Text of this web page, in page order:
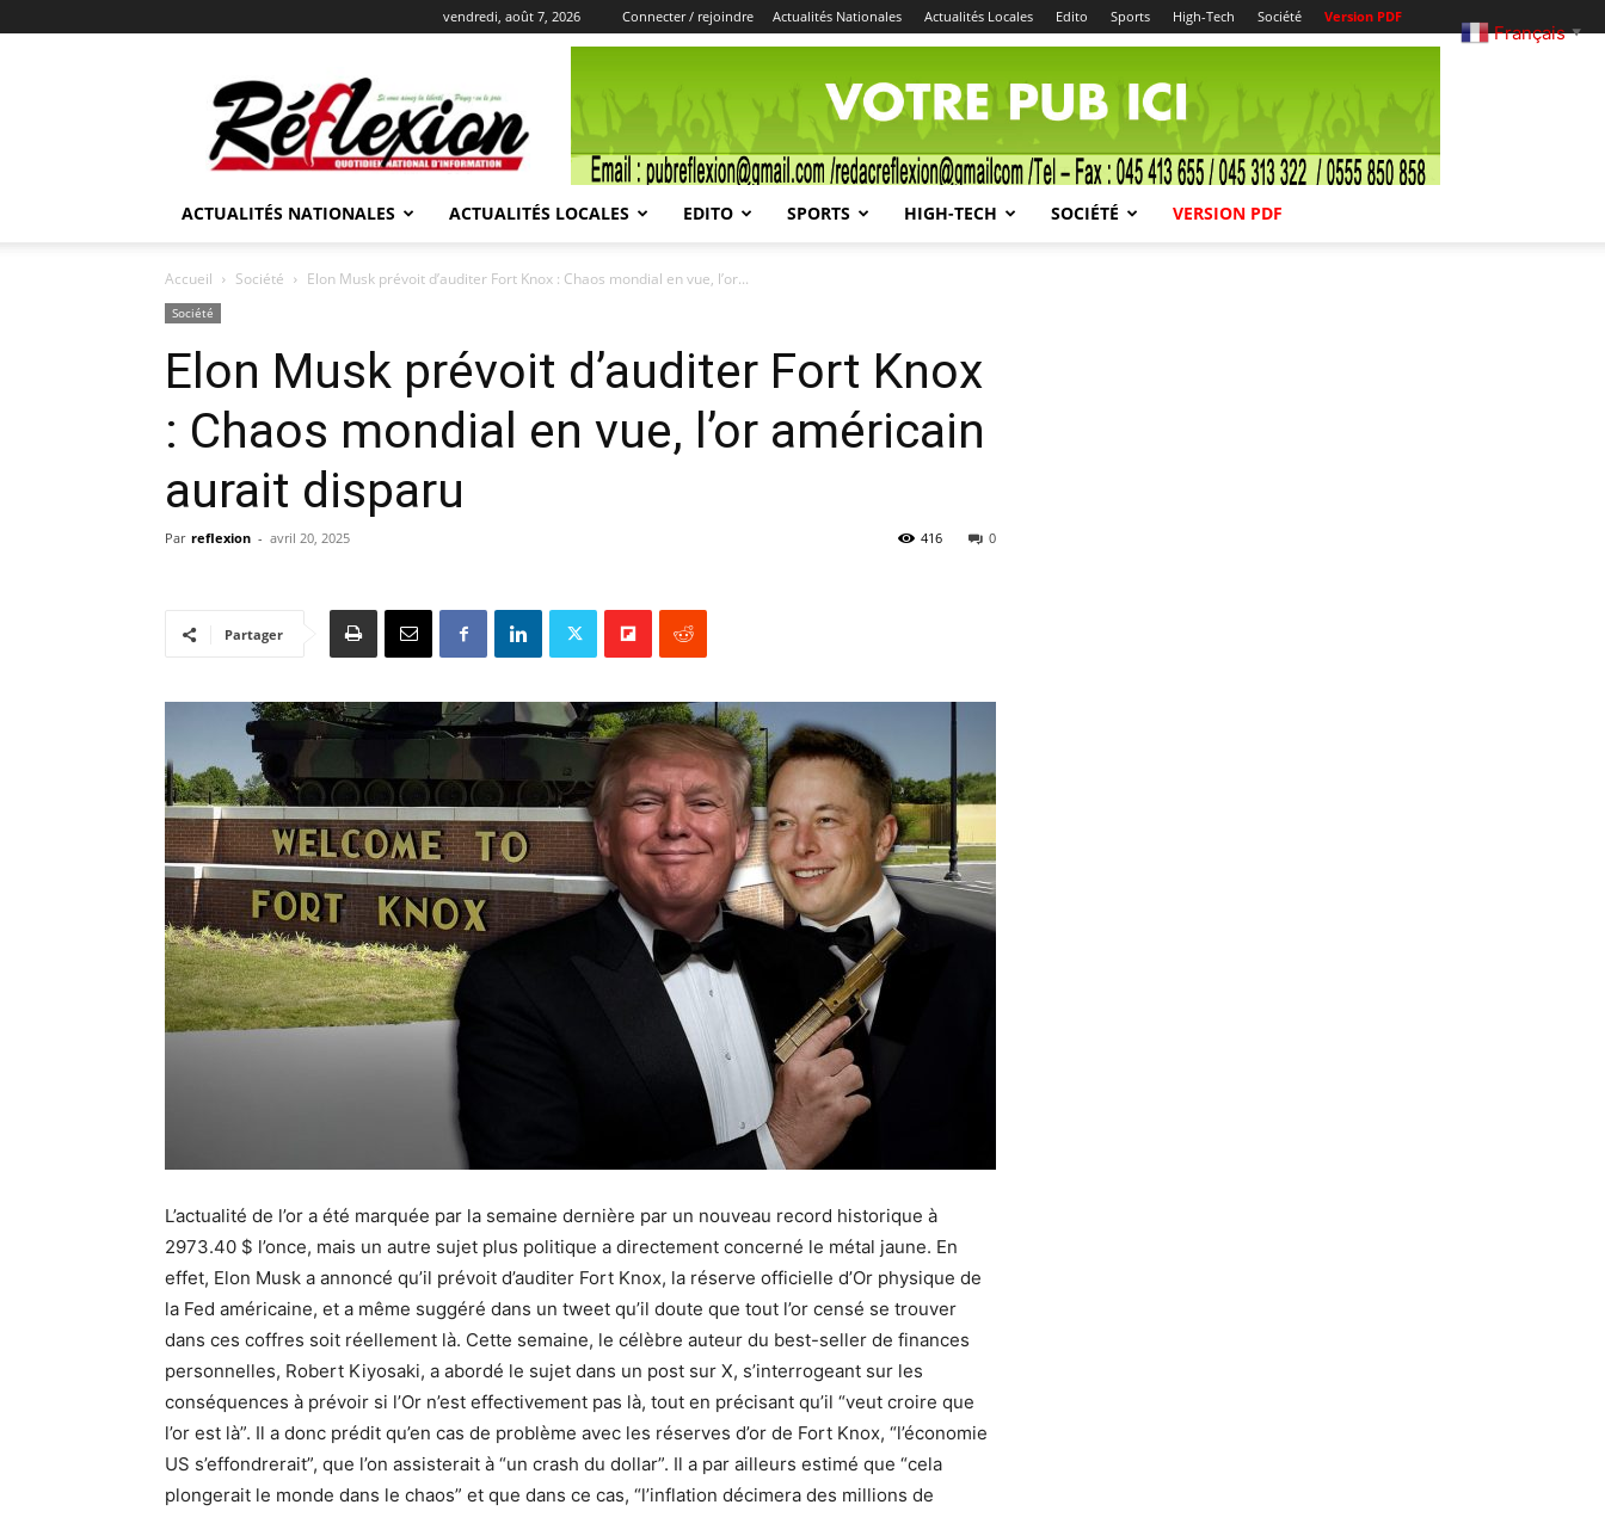
vendredi, août 7, 2026 Connecter / rejoindre Actualités Nationales Actualités Locales Edito Sports High-Tech Société Version PDF
REFLEXION
ACTUALITÉS NATIONALES ACTUALITÉS LOCALES EDITO SPORTS HIGH-TECH SOCIÉTÉ VERSION PDF
Accueil Société Elon Musk prévoit d’auditer Fort Knox : Chaos mondial en vue, l’or...
Société
Elon Musk prévoit d’auditer Fort Knox
: Chaos mondial en vue, l’or américain
aurait disparu
Par reflexion - avril 20, 2025 0
416
Partager
L’actualité de l’or a été marquée par la semaine dernière par un nouveau record historique à
2973.40 $ l’once, mais un autre sujet plus politique a directement concerné le métal jaune. En
effet, Elon Musk a annoncé qu’il prévoit d’auditer Fort Knox, la réserve officielle d’Or physique de
la Fed américaine, et a même suggéré dans un tweet qu’il doute que tout l’or censé se trouver
dans ces coffres soit réellement là. Cette semaine, le célèbre auteur du best-seller de finances
personnelles, Robert Kiyosaki, a abordé le sujet dans un post sur X, s’interrogeant sur les
conséquences à prévoir si l’Or n’est effectivement pas là, tout en précisant qu’il “veut croire que
l’or est là”. Il a donc prédit qu’en cas de problème avec les réserves d’or de Fort Knox, “l’économie
US s’effondrerait”, que l’on assisterait à “un crash du dollar”. Il a par ailleurs estimé que “cela
plongerait le monde dans le chaos” et que dans ce cas, “l’inflation décimera des millions de
Français ▼